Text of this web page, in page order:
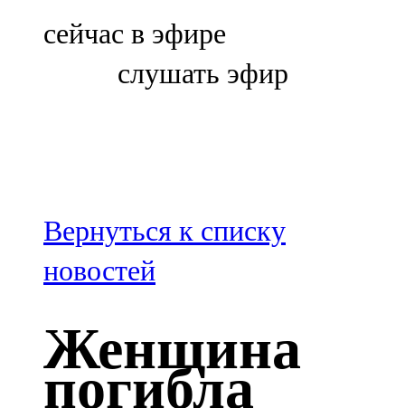
Болгар
100,3 FM
Зәй
106,6 FM
Кадыбаш
105,2 FM
сейчас в эфире
слушать эфир
Вернуться к списку
новостей
Женщина
погибла